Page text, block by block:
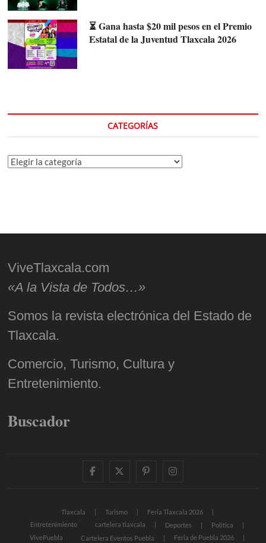
⏳ Gana hasta $20 mil pesos en el Premio
Estatal de la Juventud Tlaxcala 2026
CATEGORÍAS
Categorías
ViveTlaxcala.com
«A la Vista de Todos…»
Somos la revista electrónica del Estado de
Tlaxcala.
Comercio, Turismo, Cultura y
Entretenimiento.
Buscador
facebooktwitter
pinterestinstagram
Tlaxcala Turismo
Feria Tlaxcala 2026
Entretenimiento
cartelera tlaxcala Deportes
Política
VivePuebla
Cartelera Eventos Puebla Feria de Puebla 2026